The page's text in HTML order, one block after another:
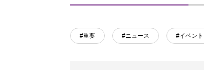
#重要 #ニュース #イベント